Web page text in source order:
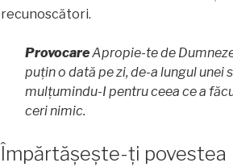
recunoscători.
ProvocareApropie-te de
puțin o dată pe zi, de-a lungul unei
mulțumindu-I pentru ceea ce a
ceri nimic.
Împărtășește-ți povestea